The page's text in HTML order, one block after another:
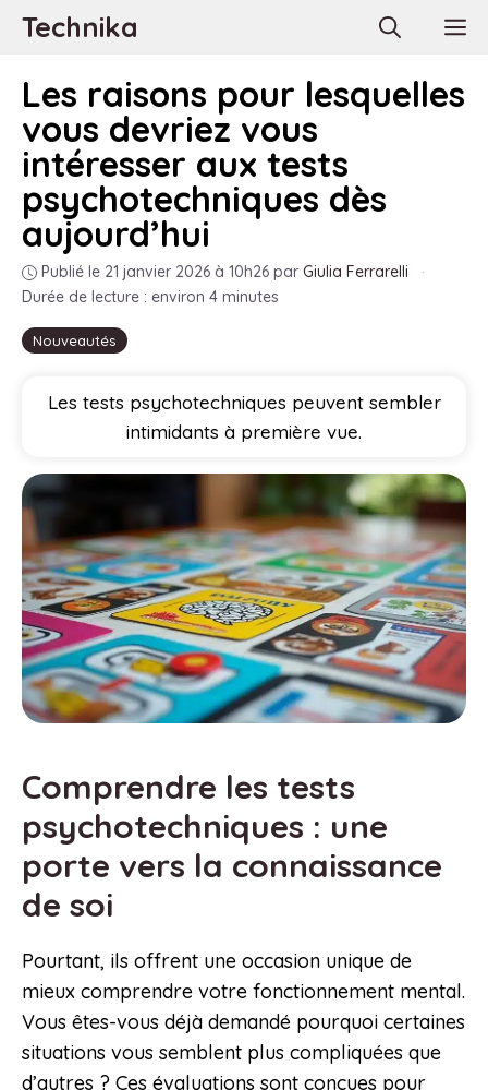
AllerTechnika
Nouveautés
Les raisons pour lesquelles
vous devriez vous
intéresser aux tests
psychotechniques dès
aujourd’hui
Publié le 21 janvier 2026 à 10h26 par Giulia Ferrarelli
·
Durée de lecture : environ 4 minutes
Les tests psychotechniques peuvent sembler
intimidants à première vue.
Comprendre les tests
psychotechniques : une
porte vers la connaissance
de soi
Pourtant, ils offrent une occasion unique de
mieux comprendre votre fonctionnement mental.
Vous êtes-vous déjà demandé pourquoi certaines
situations vous semblent plus compliquées que
d’autres ? Ces évaluations sont conçues pour